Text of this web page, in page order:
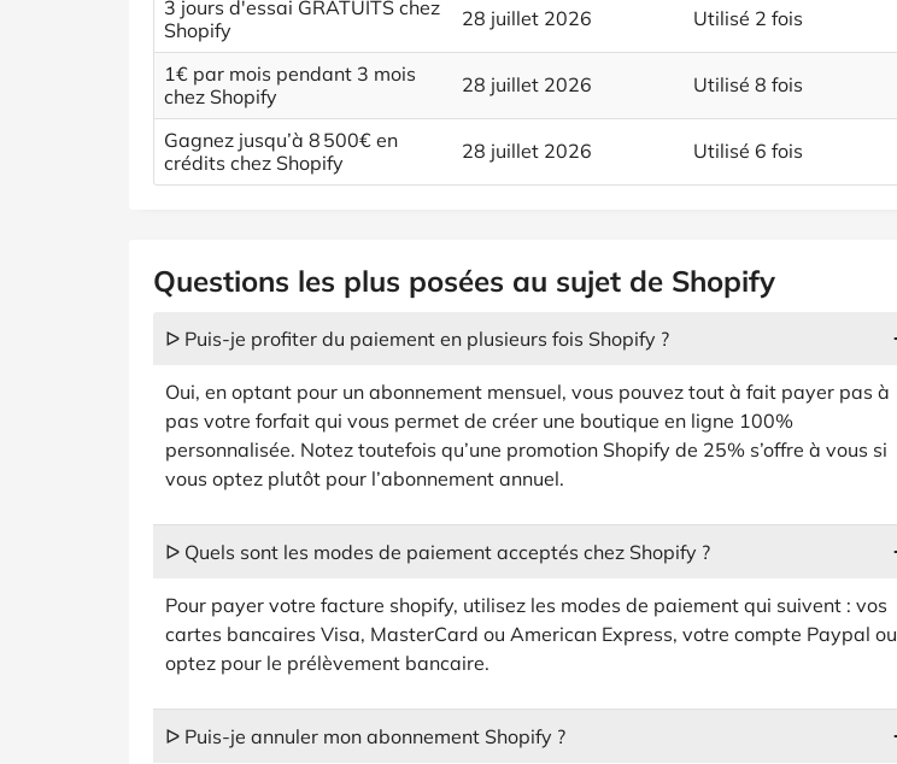
3 jours d'essai GRATUITS chez
Shopify
28 juillet 2026 Utilisé 2 fois
1€ par mois pendant 3 mois
chez Shopify
28 juillet 2026 Utilisé 8 fois
Gagnez jusqu’à 8 500€ en
crédits chez Shopify
28 juillet 2026 Utilisé 6 fois
Questions les plus posées au sujet de Shopify
ᐅ Puis-je profiter du paiement en plusieurs fois Shopify ?
Oui, en optant pour un abonnement mensuel, vous pouvez tout à fait payer pas à
pas votre forfait qui vous permet de créer une boutique en ligne 100%
personnalisée. Notez toutefois qu’une promotion Shopify de 25% s’offre à vous si
vous optez plutôt pour l’abonnement annuel.
ᐅ Quels sont les modes de paiement acceptés chez Shopify ?
Pour payer votre facture shopify, utilisez les modes de paiement qui suivent : vos
cartes bancaires Visa, MasterCard ou American Express, votre compte Paypal ou
optez pour le prélèvement bancaire.
ᐅ Puis-je annuler mon abonnement Shopify ?